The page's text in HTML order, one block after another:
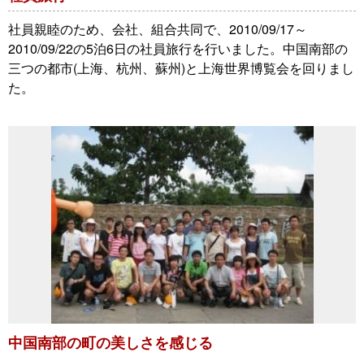
社員親睦のため、会社、組合共同で、2010/09/17～
2010/09/22の5泊6日の社員旅行を行いました。中国南部の
三つの都市(上海、杭州、蘇州)と上海世界博覧会を回りまし
た。
中国南部の町の美しさを感じる